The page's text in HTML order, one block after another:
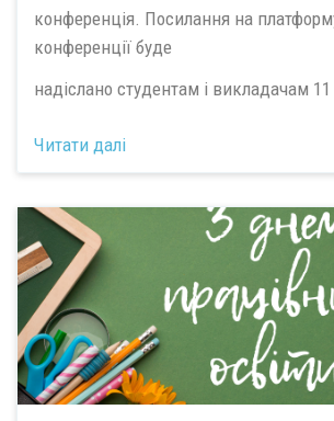
конференція. Посилання на
конференції буде
надіслано студентам і викладачам 11
Читати далі